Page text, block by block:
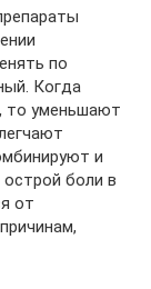
по
Когда
то уменьшают
и
боли в
от